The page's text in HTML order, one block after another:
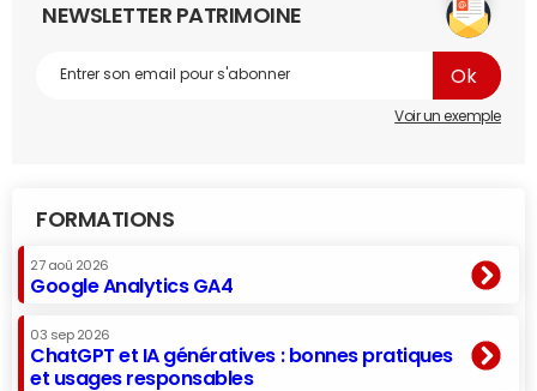
NEWSLETTER PATRIMOINE
Voir un exemple
FORMATIONS
27 aoû 2026
Google Analytics GA4
03 sep 2026
ChatGPT et IA génératives : bonnes pratiques
et usages responsables